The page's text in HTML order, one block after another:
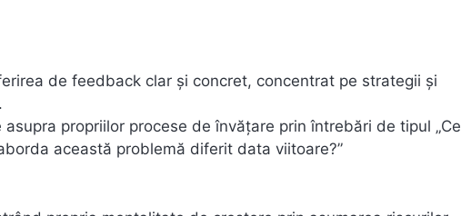
de feedback clar și concret, concentrat pe strategii și
propriilor procese de învățare prin întrebări de tipul „Ce
această problemă diferit data viitoare?”